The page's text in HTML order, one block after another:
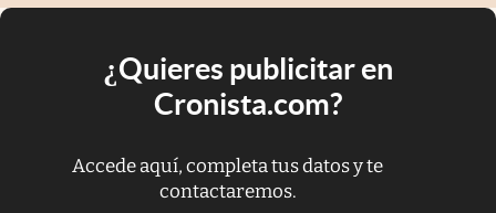
¿Quieres publicitar en
Cronista.com?
Accede aquí, completa tus datos y te
contactaremos.